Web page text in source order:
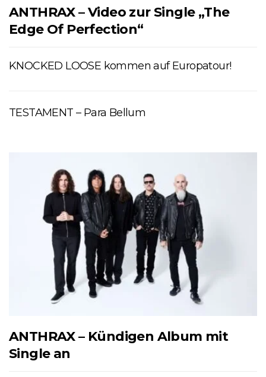
ANTHRAX – Video zur Single „The
Edge Of Perfection“
KNOCKED LOOSE kommen auf Europatour!
TESTAMENT – Para Bellum
ANTHRAX – Kündigen Album mit
Single an